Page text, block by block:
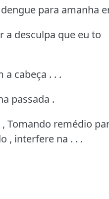
para amanha
a desculpa que eu to
cabeça . . .
passada .
Tomando remédio
, interfere na . . .